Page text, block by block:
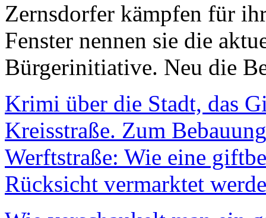
Zernsdorfer kämpfen für
Fenster nennen sie die
Bürgerinitiative. Neu die
Krimi über die Stadt, das
Kreisstraße. Zum
Werftstraße: Wie eine
Rücksicht vermarktet